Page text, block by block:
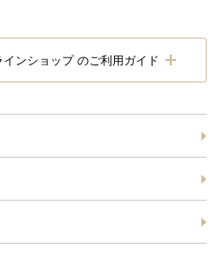
ンショップ のご利用ガイド